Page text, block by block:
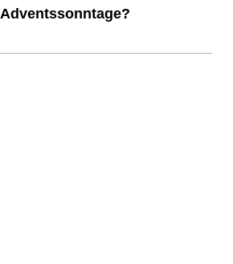
Adventssonntage?